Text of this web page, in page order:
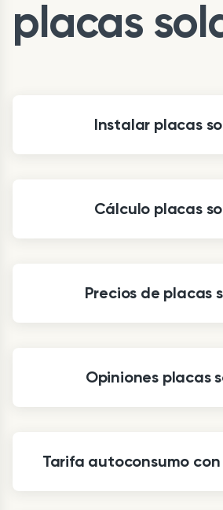
placas
Instalar placas
Cálculo placas
Precios de placas
Opiniones placas
Tarifa autoconsumo